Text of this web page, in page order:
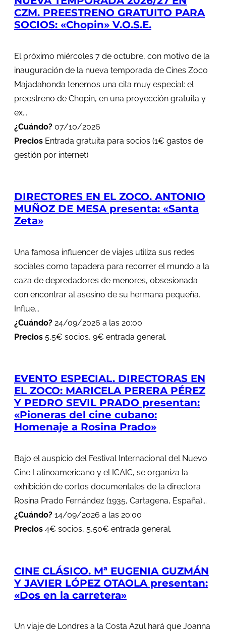
CZM. PREESTRENO GRATUITO PARA
SOCIOS: «Chopin» V.O.S.E.
El próximo miércoles 7 de octubre, con motivo de la
inauguración de la nueva temporada de Cines Zoco
Majadahonda tenemos una cita muy especial: el
preestreno de Chopin, en una proyección gratuita y
ex...
¿Cuándo? 07/10/2026
Precios Entrada gratuita para socios (1€ gastos de
gestión por internet)
DIRECTORES EN EL ZOCO. ANTONIO
MUÑOZ DE MESA presenta: «Santa
Zeta»
Una famosa influencer de viajes utiliza sus redes
sociales como tapadera para recorrer el mundo a la
caza de depredadores de menores, obsesionada
con encontrar al asesino de su hermana pequeña.
Influe...
¿Cuándo? 24/09/2026 a las 20:00
Precios 5,5€ socios, 9€ entrada general.
EVENTO ESPECIAL. DIRECTORAS EN
EL ZOCO: MARICELA PERERA PÉREZ
Y PEDRO SEVIL PRADO presentan:
«Pioneras del cine cubano:
Homenaje a Rosina Prado»
Bajo el auspicio del Festival Internacional del Nuevo
Cine Latinoamericano y el ICAIC, se organiza la
exhibición de cortos documentales de la directora
Rosina Prado Fernández (1935, Cartagena, España)...
¿Cuándo? 14/09/2026 a las 20:00
Precios 4€ socios, 5,50€ entrada general.
CINE CLÁSICO. Mª EUGENIA GUZMÁN
Y JAVIER LÓPEZ OTAOLA presentan:
«Dos en la carretera»
Un viaje de Londres a la Costa Azul hará que Joanna